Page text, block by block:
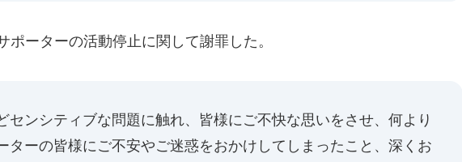
ポーターの活動停止に関して謝罪した。
センシティブな問題に触れ、皆様にご不快な思いをさせ、何より
ターの皆様にご不安やご迷惑をおかけしてしまったこと、深くお